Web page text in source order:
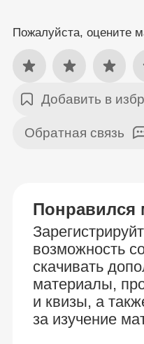
Пожалуйста, оцените
Добавить в
Обратная связь
Понравился
возможность
скачивать
материалы,
и квизы, а
за изучение